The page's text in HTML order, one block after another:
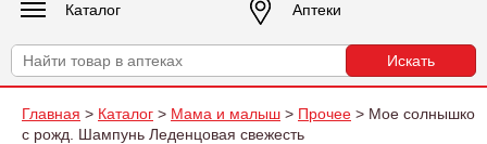
Каталог Аптеки
Главная > Каталог > Мама и малыш > Прочее > Мое солнышко
с рожд. Шампунь Леденцовая свежесть